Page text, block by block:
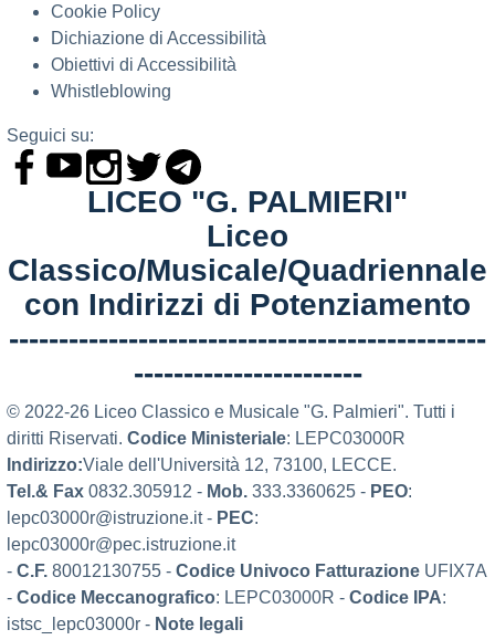
Cookie Policy
Dichiazione di Accessibilità
Obiettivi di Accessibilità
Whistleblowing
Seguici su:
LICEO "G. PALMIERI"
Liceo
Classico/Musicale/Quadriennale
con Indirizzi di Potenziamento
------------------------------------------------
-----------------------
© 2022-26 Liceo Classico e Musicale "G. Palmieri". Tutti i
diritti Riservati. Codice Ministeriale: LEPC03000R
Indirizzo:Viale dell'Università 12, 73100, LECCE.
Tel.& Fax 0832.305912 - Mob. 333.3360625 - PEO:
lepc03000r@istruzione.it - PEC:
lepc03000r@pec.istruzione.it
- C.F. 80012130755 - Codice Univoco Fatturazione UFIX7A
- Codice Meccanografico: LEPC03000R - Codice IPA:
istsc_lepc03000r - Note legali